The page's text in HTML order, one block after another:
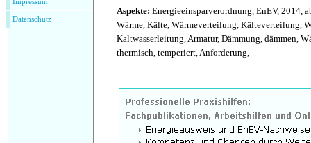
Impressum
Datenschutz
Aspekte: Energieeinsparverordnung, EnEV, 2014,
Wärme, Kälte, Wärmeverteilung, Kälteverteilung,
Kaltwasserleitung, Armatur, Dämmung, dämmen,
thermisch, temperiert, Anforderung,